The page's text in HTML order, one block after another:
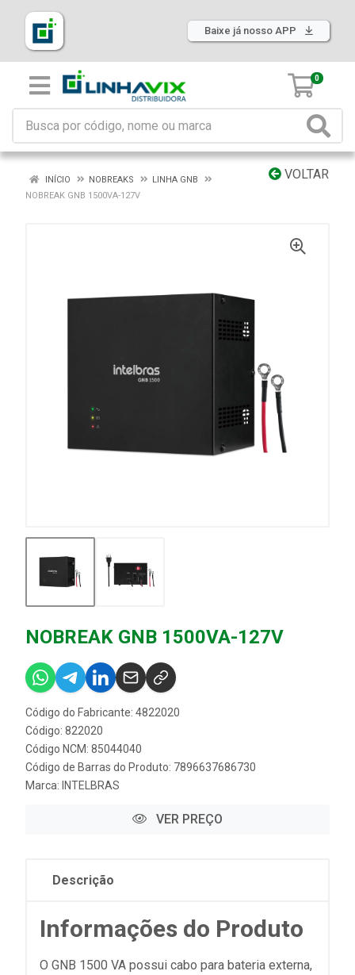
Baixe já nosso APP
0
VOLTAR
INÍCIO NOBREAKS
LINHA GNB
NOBREAK GNB 1500VA-127V
NOBREAK GNB 1500VA-127V
Código do Fabricante: 4822020
Código: 822020
Código NCM: 85044040
Código de Barras do Produto: 7896637686730
Marca: INTELBRAS
VER PREÇO
Descrição
Informações do Produto
O GNB 1500 VA possui cabo para bateria externa,